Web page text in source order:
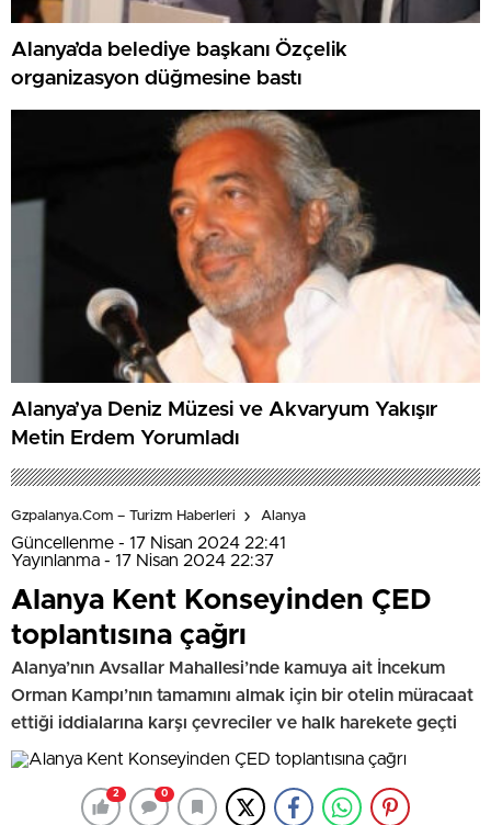
Alanya’da belediye başkanı Özçelik
organizasyon düğmesine bastı
Alanya’ya Deniz Müzesi ve Akvaryum Yakışır
Metin Erdem Yorumladı
Gzpalanya.com – Turizm Haberleri Alanya
Güncellenme - 17 Nisan 2024 22:41
Yayınlanma - 17 Nisan 2024 22:37
Alanya Kent Konseyinden ÇED
toplantısına çağrı
Alanya’nın Avsallar Mahallesi’nde kamuya ait İncekum
Orman Kampı’nın tamamını almak için bir otelin müracaat
ettiği iddialarına karşı çevreciler ve halk harekete geçti
2 0